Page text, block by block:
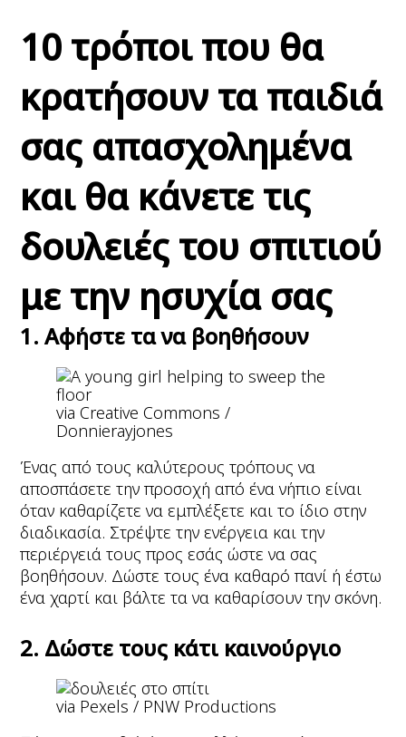
10 τρόποι που θα
κρατήσουν τα παιδιά
σας απασχολημένα
και θα κάνετε τις
δουλειές του σπιτιού
με την ησυχία σας
1. Αφήστε τα να βοηθήσουν
via Creative Commons /
Donnierayjones
Ένας από τους καλύτερους τρόπους να
αποσπάσετε την προσοχή από ένα νήπιο είναι
όταν καθαρίζετε να εμπλέξετε και το ίδιο στην
διαδικασία. Στρέψτε την ενέργεια και την
περιέργειά τους προς εσάς ώστε να σας
βοηθήσουν. Δώστε τους ένα καθαρό πανί ή έστω
ένα χαρτί και βάλτε τα να καθαρίσουν την σκόνη.
2. Δώστε τους κάτι καινούργιο
via Pexels / PNW Productions